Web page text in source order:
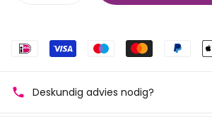
Deskundig advies nodig?